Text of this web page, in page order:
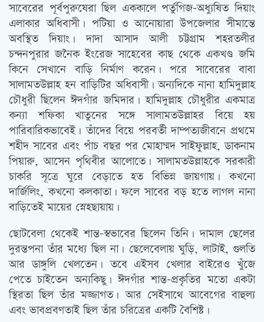
সাবেরের পূর্বপুরুষেরা ছিল এককালে পর্তুগিজ-অধ্যুষিত দিয়াং
এলাকার অধিবাসী। পটিয়া ও আনোয়ারা উপজেলার সীমান্তে
অবস্থিত দিয়াং। দাদা আসাদ আলী চট্টগ্রাম শহরতলীর
চন্দনপুরার জনৈক ইংরেজ সাহেবের কাছ থেকে একখণ্ড জমি
কিনে সেখানে বাড়ি নির্মাণ করেন। পরে সাবেরের বাবা
সালামতউল্লাহ হন বাড়িটির অধিবাসী। অন্যদিকে নানা হামিদুল্লাহ
চৌধুরী ছিলেন ঈদগাঁর জমিদার। হামিদুল্লাহ চৌধুরীর একমাত্র
কন্যা শফিকা খাতুনের সঙ্গে সালামতউল্লাহর বিয়ে হয়
পারিবারিকভাবেই। তাঁদের বিয়ে পরবর্তী দাম্পত্যজীবনে প্রথমে
শহীদ সাবের এবং পাঁচ বছর পর মোহাম্মদ সাইফুল্লাহ, ডাকনাম
পিয়ারু, আসেন পৃথিবীর আলোতে। সালামতউল্লাহকে সরকারী
চাকরি সূত্রে ঘুরে বেড়াতে হত বিভিন্ন জায়গায়। কখনো
দার্জিলিং, কখনো কলকাতা। ফলে সাবের বড় হতে লাগল নানা
বাড়িতেই মায়ের স্নেহছায়ায়।
ছোটবেলা থেকেই শান্ত-স্বভাবের ছিলেন তিনি। দামাল ছেলের
দুরন্তপনা তাঁর মধ্যে ছিল না। ছেলেবেলায় ঘুড়ি, লাটাই, গুলতি
আর ডাঙ্গুলি খেলতেন। তবে এইসব খেলার বাইরেও খুঁজে
পেতে চাইতেন অন্যকিছু। ঈদগাঁর শান্ত-প্রকৃতির মতো একটা
স্থিরতা ছিল তাঁর মজ্জাগত। আর সেইসাথে আবেগের বাহুল্য
এবং ভাবপ্রবণতাই ছিল তাঁর চরিত্রের একটি বৈশিষ্ট।